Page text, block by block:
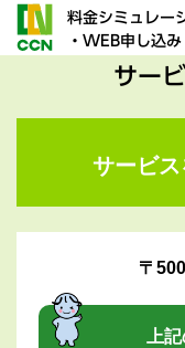
料金シミュレー
・WEB申し込み
サー
サービ
〒
上